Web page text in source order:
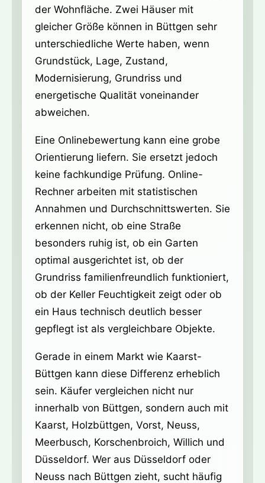
der Wohnfläche. Zwei Häuser mit
gleicher Größe können in Büttgen sehr
unterschiedliche Werte haben, wenn
Grundstück, Lage, Zustand,
Modernisierung, Grundriss und
energetische Qualität voneinander
abweichen.
Eine Onlinebewertung kann eine grobe
Orientierung liefern. Sie ersetzt jedoch
keine fachkundige Prüfung. Online-
Rechner arbeiten mit statistischen
Annahmen und Durchschnittswerten. Sie
erkennen nicht, ob eine Straße
besonders ruhig ist, ob ein Garten
optimal ausgerichtet ist, ob der
Grundriss familienfreundlich funktioniert,
ob der Keller Feuchtigkeit zeigt oder ob
ein Haus technisch deutlich besser
gepflegt ist als vergleichbare Objekte.
Gerade in einem Markt wie Kaarst-
Büttgen kann diese Differenz erheblich
sein. Käufer vergleichen nicht nur
innerhalb von Büttgen, sondern auch mit
Kaarst, Holzbüttgen, Vorst, Neuss,
Meerbusch, Korschenbroich, Willich und
Düsseldorf. Wer aus Düsseldorf oder
Neuss nach Büttgen zieht, sucht häufig